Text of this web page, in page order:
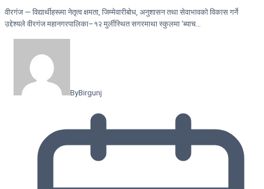
वीरगंज — विद्यार्थीहरूमा नेतृत्व क्षमता, जिम्मेवारीबोध, अनुशासन तथा सेवाभावको विकास गर्ने
उद्देश्यले वीरगंज महानगरपालिका–१२ मुर्लीस्थित सगरमाथा स्कुलमा ‘ब्याच…
ByBirgunj